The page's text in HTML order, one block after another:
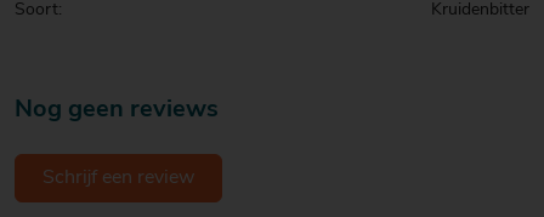
Nog geen reviews
Schrijf een review
Soort:
Kruidenbitter